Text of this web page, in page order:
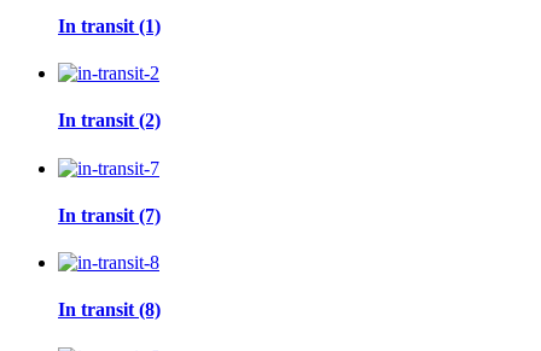
In transit (1)
In transit (2)
In transit (7)
In transit (8)